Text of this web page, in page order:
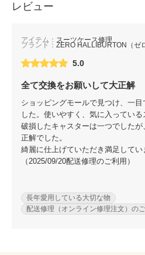
レビュー
アイテム： スーツケース修理
ブランド： ZERO HALLIBURTON（ゼ
5.0
全て交換をお願いして大正解
ショッピングモールで見つけ、一
した。使いやすく、気に入ってい
破損したキャスターは一つでした
正解でした。
綺麗に仕上げていただき満足してい
（2025/09/20配送修理のご利用）
長年愛用している大切な物
配送修理（オンライン修理注文）の